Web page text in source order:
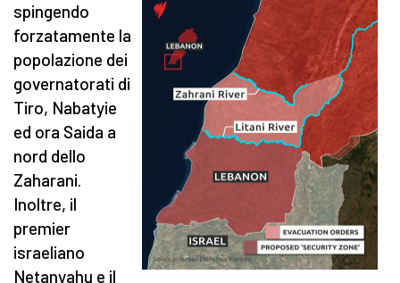
spingendo
forzatamente la
popolazione dei
governatorati di
Tiro, Nabatyie
ed ora Saida a
nord dello
Zaharani.
Inoltre, il
premier
israeliano
Netanyahu e il